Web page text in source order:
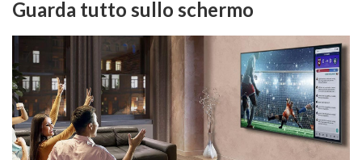
Guarda tutto sullo schermo